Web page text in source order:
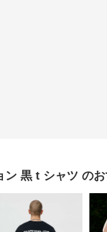
ン 黒 t シャツ の